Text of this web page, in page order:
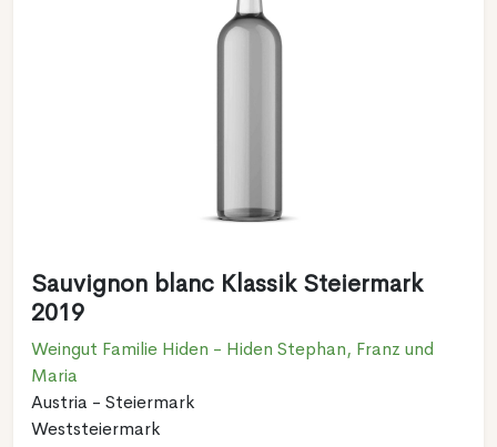
Sauvignon blanc Klassik Steiermark
2019
Weingut Familie Hiden - Hiden Stephan, Franz und
Maria
Austria - Steiermark
Weststeiermark